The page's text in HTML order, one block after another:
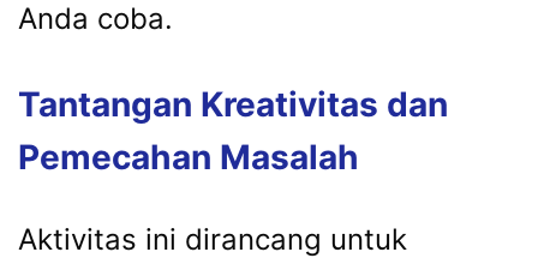
Anda coba.
Tantangan Kreativitas dan
Pemecahan Masalah
Aktivitas ini dirancang untuk